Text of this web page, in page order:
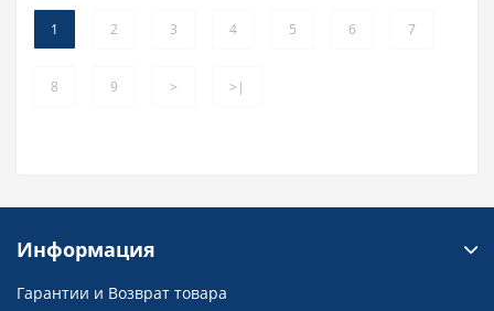
1 2 3 4 5 6 7
8 9 > >|
Информация
Гарантии и Возврат товара